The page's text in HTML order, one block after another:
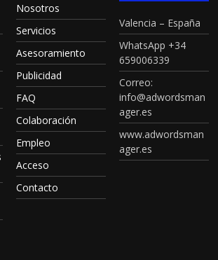
Nosotros
Servicios
Asesoramiento
Publicidad
FAQ
Colaboración
Empleo
Acceso
Contacto
Valencia – España
WhatsApp +34
659006339
Correo:
info@adwordsman
ager.es
www.adwordsman
ager.es